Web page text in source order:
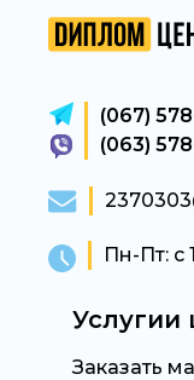
(067)
(063)
Пн-Пт: с
Услугии
Заказать